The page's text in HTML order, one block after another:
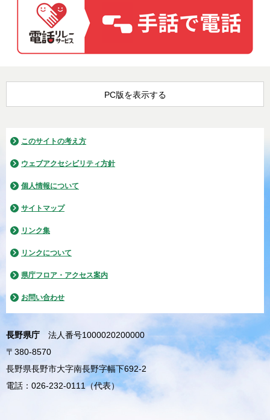
PC版を表示する
このサイトの考え方
ウェブアクセシビリティ方針
個人情報について
サイトマップ
リンク集
リンクについて
県庁フロア・アクセス案内
お問い合わせ
長野県庁
法人番号1000020200000
〒380-8570
長野県長野市大字南長野字幅下692-2
電話：026-232-0111（代表）